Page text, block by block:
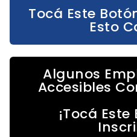
Tocá Este
Esto
Algunos
Accesibles
¡Tocá